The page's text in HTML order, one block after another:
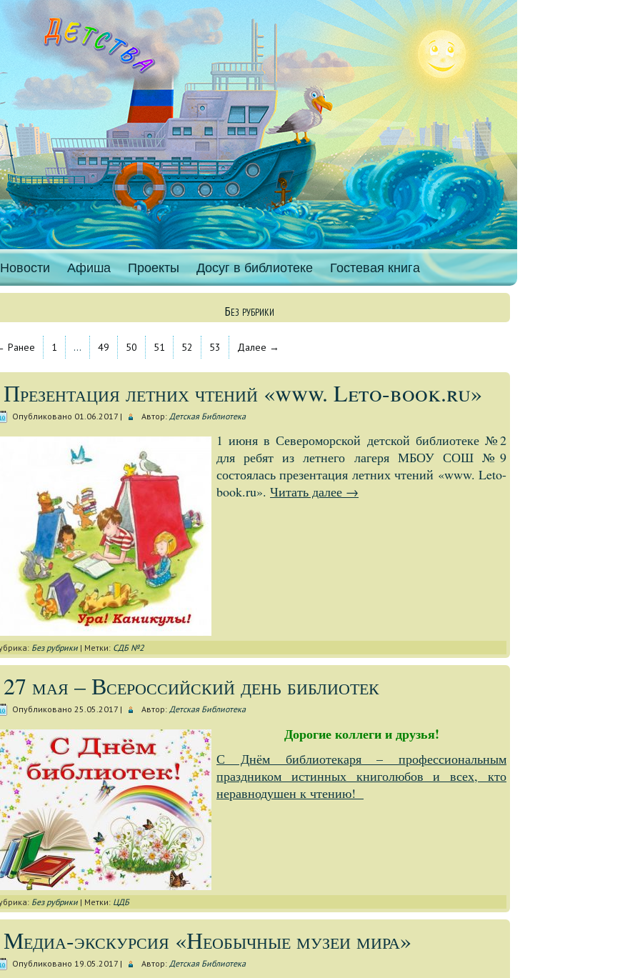
Новости Афиша Проекты Досуг в библиотеке Гостевая книга
Без рубрики
Ранее 1 … 49 50 51 52 53 Далее →
Презентация летних чтений «www. Leto-book.ru»
Опубликовано 01.06.2017 | Автор: Детская Библиотека
1 июня в Североморской детской библиотеке №2
для ребят из летнего лагеря МБОУ СОШ №9
состоялась презентация летних чтений «www. Leto-
book.ru». Читать далее →
Без рубрики | Метки: СДБ №2
27 мая – Всероссийский день библиотек
Опубликовано 25.05.2017 | Автор: Детская Библиотека
Дорогие коллеги и друзья!
С Днём библиотекаря – профессиональным
праздником истинных книголюбов и всех, кто
неравнодушен к чтению!
Без рубрики | Метки: ЦДБ
Медиа-экскурсия «Необычные музеи мира»
Опубликовано 19.05.2017 | Автор: Детская Библиотека